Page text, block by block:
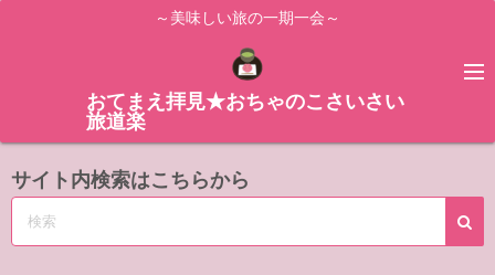
ス
ッ
～美味しい旅の一期一会～
おてまえ拝見★おちゃのこさいさい
旅道楽
サイト内検索はこちらから